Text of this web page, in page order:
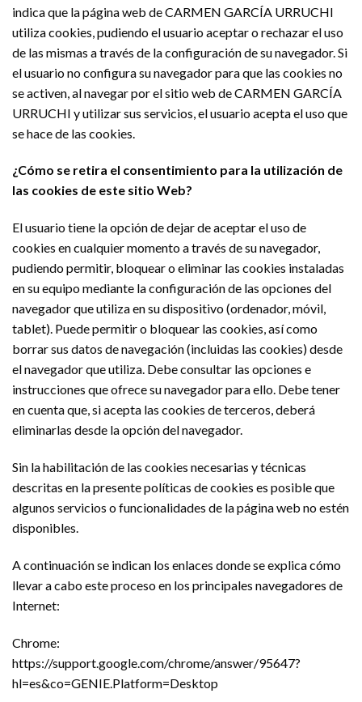
indica que la página web de CARMEN GARCÍA URRUCHI
utiliza cookies, pudiendo el usuario aceptar o rechazar el uso
de las mismas a través de la configuración de su navegador. Si
el usuario no configura su navegador para que las cookies no
se activen, al navegar por el sitio web de CARMEN GARCÍA
URRUCHI y utilizar sus servicios, el usuario acepta el uso que
se hace de las cookies.
¿Cómo se retira el consentimiento para la utilización de
las cookies de este sitio Web?
El usuario tiene la opción de dejar de aceptar el uso de
cookies en cualquier momento a través de su navegador,
pudiendo permitir, bloquear o eliminar las cookies instaladas
en su equipo mediante la configuración de las opciones del
navegador que utiliza en su dispositivo (ordenador, móvil,
tablet). Puede permitir o bloquear las cookies, así como
borrar sus datos de navegación (incluidas las cookies) desde
el navegador que utiliza. Debe consultar las opciones e
instrucciones que ofrece su navegador para ello. Debe tener
en cuenta que, si acepta las cookies de terceros, deberá
eliminarlas desde la opción del navegador.
Sin la habilitación de las cookies necesarias y técnicas
descritas en la presente políticas de cookies es posible que
algunos servicios o funcionalidades de la página web no estén
disponibles.
A continuación se indican los enlaces donde se explica cómo
llevar a cabo este proceso en los principales navegadores de
Internet:
Chrome:
https://support.google.com/chrome/answer/95647?
hl=es&co=GENIE.Platform=Desktop